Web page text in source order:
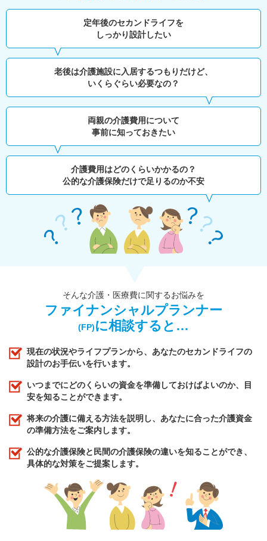
定年後のセカンドライフを
しっかり設計したい
老後は介護施設に入居するつもりだけど、
いくらぐらい必要なの？
両親の介護費用について
事前に知っておきたい
介護費用はどのくらいかかるの？
公的な介護保険だけで足りるのか不安
そんな介護・医療費に関するお悩みを
ファイナンシャルプランナー
(FP)に相談すると…
現在の状況やライフプランから、あなたのセカンドライフの
設計のお手伝いを行います。
いつまでにどのくらいの資金を準備しておけばよいのか、目
安を知ることができます。
将来の介護に備える方法を説明し、あなたに合った介護資金
の準備方法をご案内します。
公的な介護保険と民間の介護保険の違いを知ることができ、
具体的な対策をご提案します。